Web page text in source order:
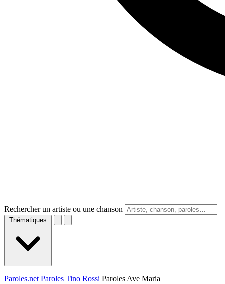
Rechercher un artiste ou une chanson
Thématiques
Paroles.net Paroles Tino Rossi Paroles Ave Maria